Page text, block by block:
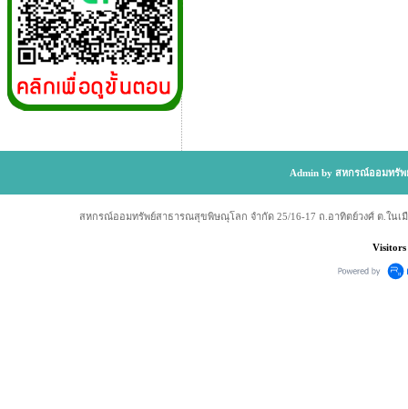
Admin by สหกรณ์ออมทรั
สหกรณ์ออมทรัพย์สาธารณสุขพิษณุโลก จำกัด 25/16-17 ถ.อาทิตย์วงศ์ ต.ในเ
Visitors